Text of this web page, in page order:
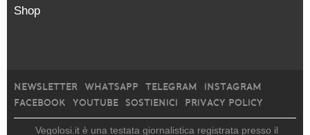
Shop
NEWSLETTER WHATSAPP TELEGRAM
INSTAGRAM
FACEBOOK
YOUTUBE SOSTIENICI PRIVACY POLICY
Vegolosi.it è una testata giornalistica registrata presso il